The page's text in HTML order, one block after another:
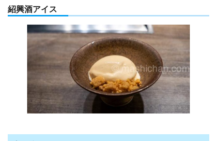
紹興酒アイス